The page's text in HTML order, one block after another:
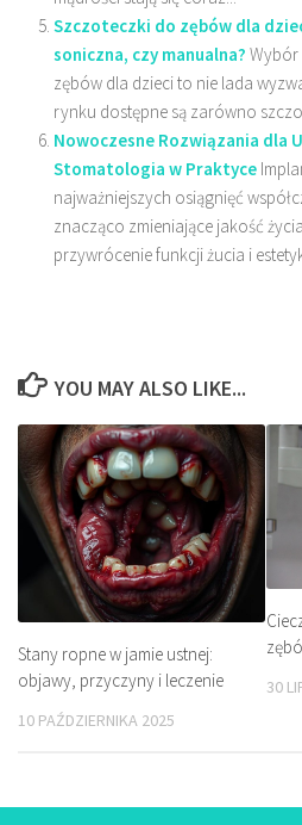
Szczoteczki do zębów dla
soniczna, czy manualna?
zębów dla dzieci to nie lada
rynku dostępne są zarówno
Nowoczesne Rozwiązania dla
Stomatologia w Praktyce
najważniejszych osiągnięć
znacząco zmieniające jakość
przywrócenie funkcji żucia i estetyki
YOU MAY ALSO LIKE...
Stany ropne w jamie ustnej:
objawy, przyczyny i leczenie
10 PAŹDZIERNIKA 2025
30